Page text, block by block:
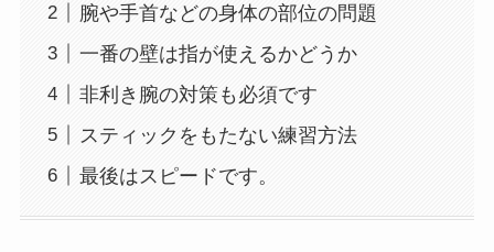
腕や手首などの身体の部位の問題
一番の壁は指が使えるかどうか
非利き腕の対策も必須です
スティックをもたない練習方法
最後はスピードです。